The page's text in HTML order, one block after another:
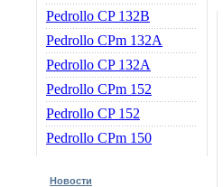
Pedrollo CP 132B
Pedrollo CPm 132A
Pedrollo CP 132A
Pedrollo CPm 152
Pedrollo CP 152
Pedrollo CPm 150
Новости